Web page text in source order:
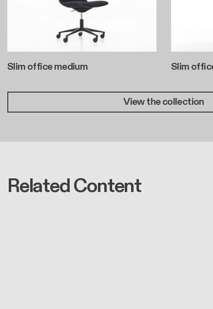
Slim office medium Slim
View the collection
Related Content